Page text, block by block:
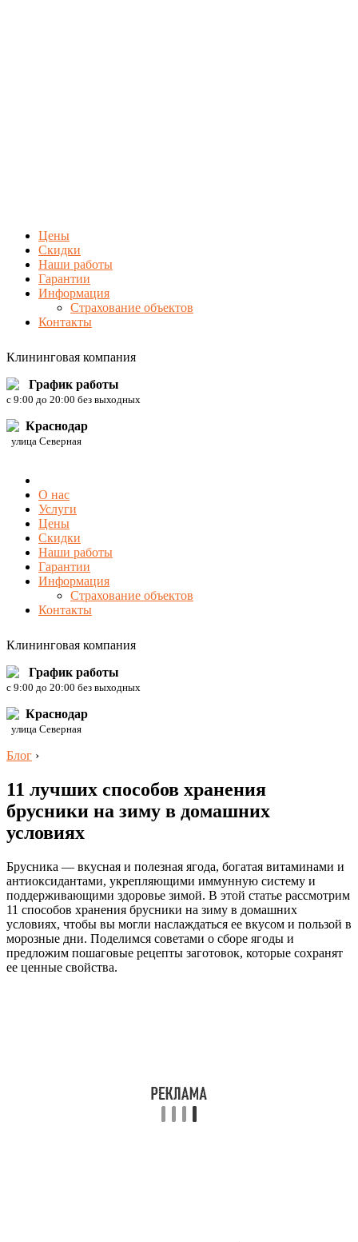
Цены
Скидки
Наши работы
Гарантии
Информация
Страхование объектов
Контакты
Клининговая компания
График работы
c 9:00 до 20:00 без выходных
Краснодар
улица Северная
О нас
Услуги
Цены
Скидки
Наши работы
Гарантии
Информация
Страхование объектов
Контакты
Клининговая компания
График работы
c 9:00 до 20:00 без выходных
Краснодар
улица Северная
Блог ›
11 лучших способов хранения
брусники на зиму в домашних
условиях
Брусника — вкусная и полезная ягода, богатая витаминами и
антиоксидантами, укрепляющими иммунную систему и
поддерживающими здоровье зимой. В этой статье рассмотрим
11 способов хранения брусники на зиму в домашних
условиях, чтобы вы могли наслаждаться ее вкусом и пользой в
морозные дни. Поделимся советами о сборе ягоды и
предложим пошаговые рецепты заготовок, которые сохранят
ее ценные свойства.